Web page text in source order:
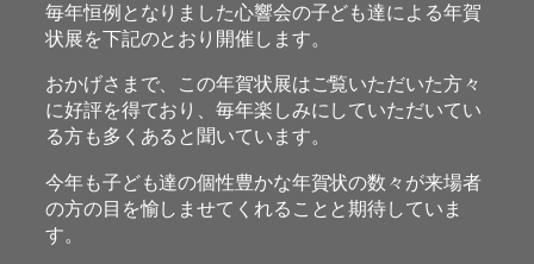
毎年恒例となりました心響会の子ども達による年賀
状展を下記のとおり開催します。
おかげさまで、この年賀状展はご覧いただいた方々
に好評を得ており、毎年楽しみにしていただいてい
る方も多くあると聞いています。
今年も子ども達の個性豊かな年賀状の数々が来場者
の方の目を愉しませてくれることと期待していま
す。